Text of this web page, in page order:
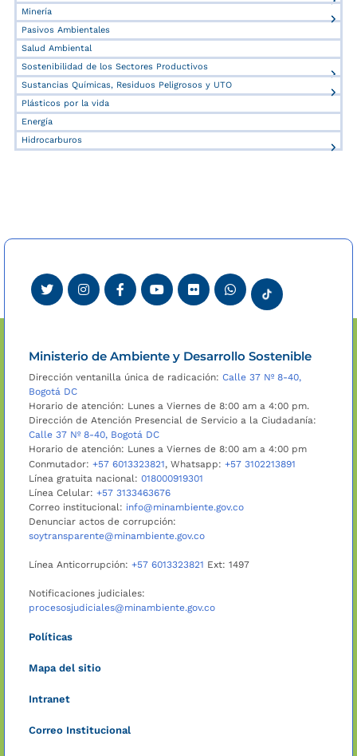
Minería
Pasivos Ambientales
Salud Ambiental
Sostenibilidad de los Sectores Productivos
Sustancias Químicas, Residuos Peligrosos y UTO
Plásticos por la vida
Energía
Hidrocarburos
Ministerio de Ambiente y Desarrollo Sostenible
Dirección ventanilla única de radicación: Calle 37 Nº 8-40,
Bogotá DC
Horario de atención: Lunes a Viernes de 8:00 am a 4:00 pm.
Dirección de Atención Presencial de Servicio a la Ciudadanía:
Calle 37 Nº 8-40, Bogotá DC
Horario de atención: Lunes a Viernes de 8:00 am a 4:00 pm
Conmutador: +57 6013323821, Whatsapp: +57 3102213891
Línea gratuita nacional: 018000919301
Línea Celular: +57 3133463676
Correo institucional: info@minambiente.gov.co
Denunciar actos de corrupción:
soytransparente@minambiente.gov.co
Línea Anticorrupción: +57 6013323821 Ext: 1497
Notificaciones judiciales:
procesosjudiciales@minambiente.gov.co
Políticas
Mapa del sitio
Intranet
Correo Institucional